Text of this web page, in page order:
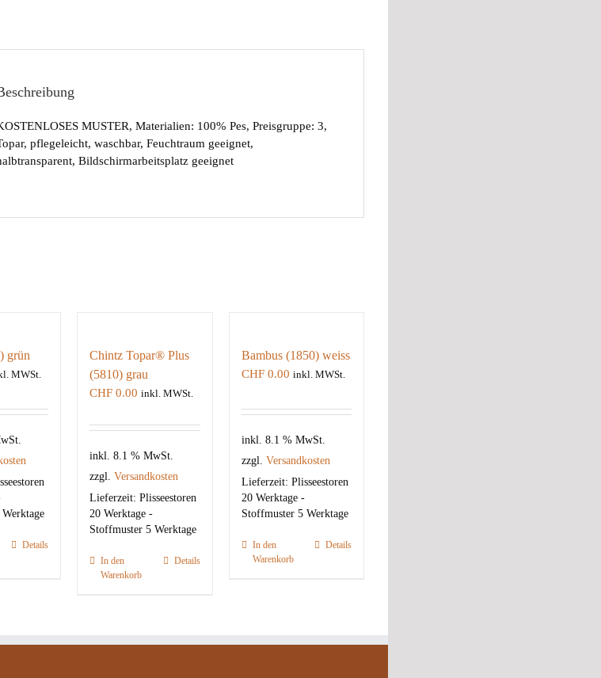
MUSTER, Materialien: 100% Pes, Preisgruppe: 3,
pflegeleicht, waschbar, Feuchtraum geeignet,
Bildschirmarbeitsplatz geeignet
grün
MWSt.
Details
Chintz Topar® Plus
(5810) grau
CHF0.00 inkl. MWSt.
inkl. 8.1 % MwSt.
zzgl. Versandkosten
Lieferzeit: Plisseestoren
20 Werktage -
Stoffmuster 5 Werktage
In den
Warenkorb
Details
Bambus (1850) weiss
CHF0.00 inkl. MWSt.
inkl. 8.1 % MwSt.
zzgl. Versandkosten
Lieferzeit: Plisseestoren
20 Werktage -
Stoffmuster 5 Werktage
In den
Warenkorb
Details